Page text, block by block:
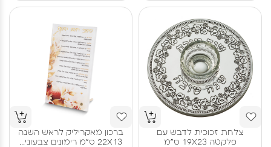
צלחת זכוכית לדבש עם
פלקטה 19X23 ס"מ
ברכון מאקריליק לראש השנה
22X13 ס"מ רימונים צבעוני...